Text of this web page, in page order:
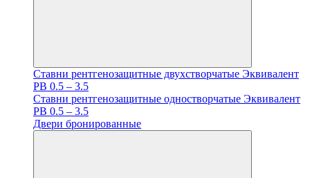
Ставни рентгенозащитные двухстворчатые Эквивалент
PB 0.5 – 3.5
Ставни рентгенозащитные одностворчатые Эквивалент
PB 0.5 – 3.5
Двери бронированные